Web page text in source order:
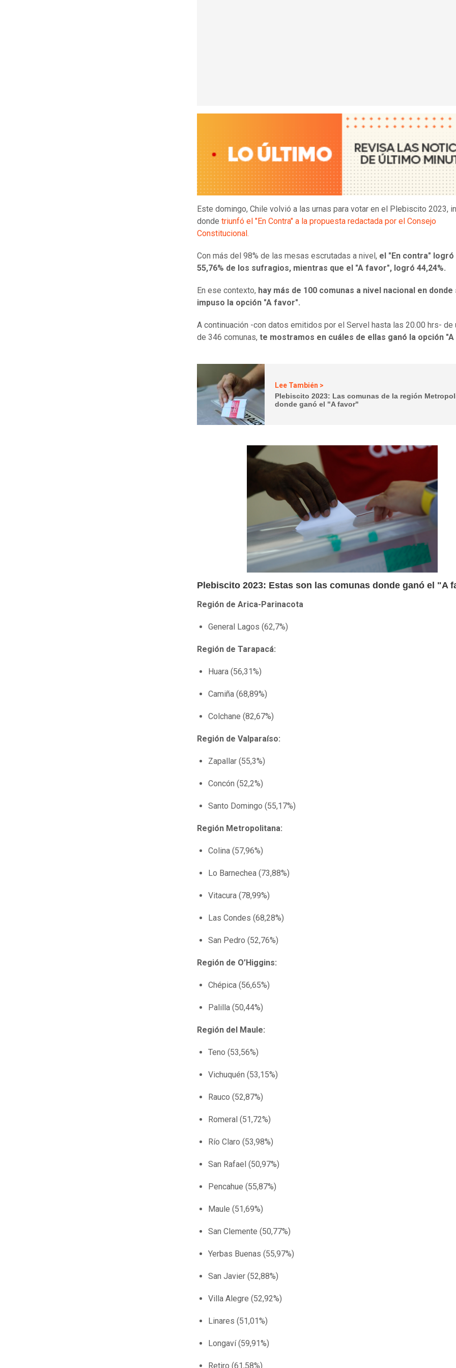
Este domingo, Chile volvió a las urnas para votar en el Plebiscito 2023,
donde triunfó el "En Contra" a la propuesta redactada por el Consejo
Constitucional.
Con más del 98% de las mesas escrutadas a nivel, el "En contra" logró
55,76% de los sufragios, mientras que el "A favor", logró 44,24%.
En ese contexto, hay más de 100 comunas a nivel nacional en donde
impuso la opción "A favor".
A continuación -con datos emitidos por el Servel hasta las 20.00 hrs- de
de 346 comunas, te mostramos en cuáles de ellas ganó la opción
Lee También >
Plebiscito 2023: Las comunas de la región
donde ganó el "A favor"
Plebiscito 2023: Estas son las comunas donde ganó el "A
Región de Arica-Parinacota
General Lagos (62,7%)
Región de Tarapacá:
Huara (56,31%)
Camiña (68,89%)
Colchane (82,67%)
Región de Valparaíso:
Zapallar (55,3%)
Concón (52,2%)
Santo Domingo (55,17%)
Región Metropolitana:
Colina (57,96%)
Lo Barnechea (73,88%)
Vitacura (78,99%)
Las Condes (68,28%)
San Pedro (52,76%)
Región de O’Higgins:
Chépica (56,65%)
Palilla (50,44%)
Región del Maule:
Teno (53,56%)
Vichuquén (53,15%)
Rauco (52,87%)
Romeral (51,72%)
Río Claro (53,98%)
San Rafael (50,97%)
Pencahue (55,87%)
Maule (51,69%)
San Clemente (50,77%)
Yerbas Buenas (55,97%)
San Javier (52,88%)
Villa Alegre (52,92%)
Linares (51,01%)
Longaví (59,91%)
Retiro (61,58%)